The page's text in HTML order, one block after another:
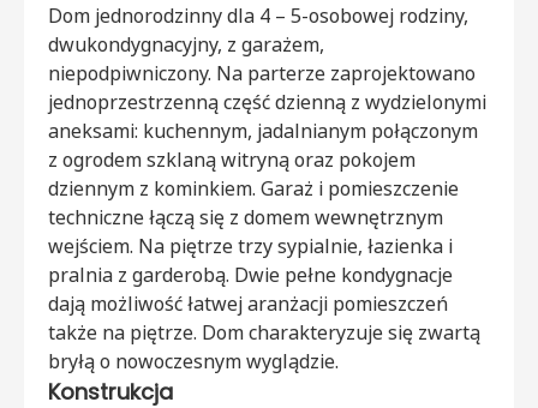
Dom jednorodzinny dla 4 – 5-osobowej rodziny,
dwukondygnacyjny, z garażem,
niepodpiwniczony. Na parterze zaprojektowano
jednoprzestrzenną część dzienną z wydzielonymi
aneksami: kuchennym, jadalnianym połączonym
z ogrodem szklaną witryną oraz pokojem
dziennym z kominkiem. Garaż i pomieszczenie
techniczne łączą się z domem wewnętrznym
wejściem. Na piętrze trzy sypialnie, łazienka i
pralnia z garderobą. Dwie pełne kondygnacje
dają możliwość łatwej aranżacji pomieszczeń
także na piętrze. Dom charakteryzuje się zwartą
bryłą o nowoczesnym wyglądzie.
Konstrukcja